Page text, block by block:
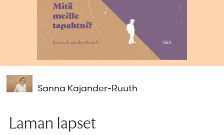
Salasana unohtunut?
Eikö sinulla ole tiliä?
Luo uusi tili
Sanna Kajander-Ruuth
Laman lapset